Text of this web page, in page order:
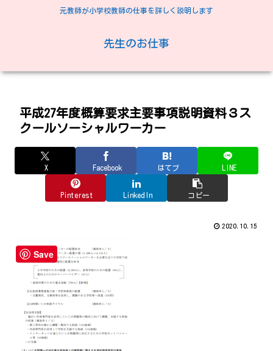
元教師が小学校教師の仕事を詳しく説明します
先生のお仕事
平成27年度概算要求主要事項説明資料３ス
クールソーシャルワーカー
X Facebook はてブ LINE
Pinterest LinkedIn コピー
2020.10.15
Save